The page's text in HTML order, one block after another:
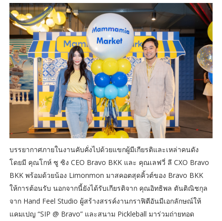
บรรยากาศภายในงานคับคั่งไปด้วยแขกผู้มีเกียรติและเหล่าคนดัง
โดยมี คุณโกห์ ซู ซิง CEO Bravo BKK และ คุณเลฟวี่ ลี CXO Bravo
BKK พร้อมด้วยน้อง Limonmon มาสคอตสุดคิ้วต์ของ Bravo BKK
ให้การต้อนรับ นอกจากนี้ยังได้รับเกียรติจาก คุณอิทธิพล ตันติณิชกุล
จาก Hand Feel Studio ผู้สร้างสรรค์งานกราฟิตีอันมีเอกลักษณ์ให้
แคมเปญ “SIP @ Bravo” และสนาม Pickleball มาร่วมถ่ายทอด